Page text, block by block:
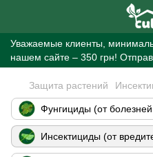
Уважаемые клиенты,
нашем сайте – 350 грн!
Защита растений
Фунгициды (от
Инсектициды (от